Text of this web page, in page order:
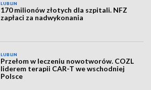
LUBLIN
170 milionów złotych dla szpitali. NFZ
zapłaci za nadwykonania
LUBLIN
Przełom w leczeniu nowotworów. COZL
liderem terapii CAR-T we wschodniej
Polsce